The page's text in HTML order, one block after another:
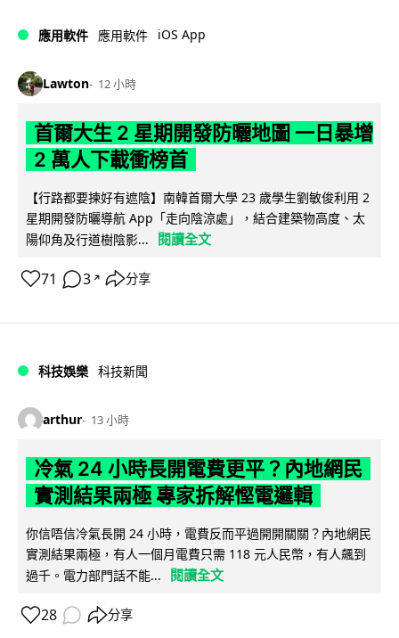
應用軟件 應用軟件 iOS App
Lawton 12 小時
首爾大生 2 星期開發防曬地圖 一日暴增
2 萬人下載衝榜首
【行路都要揀好有遮陰】南韓首爾大學 23 歲學生劉敏俊利用 2
星期開發防曬導航 App「走向陰涼處」，結合建築物高度、太
陽仰角及行道樹陰影...
閱讀全文
71 3 ↗ 分享
科技娛樂 科技新聞
arthur 13 小時
冷氣 24 小時長開電費更平？內地網民
實測結果兩極 專家拆解慳電邏輯
你信唔信冷氣長開 24 小時，電費反而平過開開關關？內地網民
實測結果兩極，有人一個月電費只需 118 元人民幣，有人飆到
過千。電力部門話不能...
閱讀全文
28 分享